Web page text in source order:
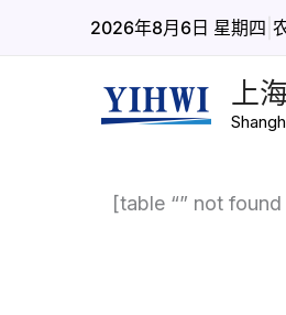
2026年8月6日 星期四
上
[table “” not found